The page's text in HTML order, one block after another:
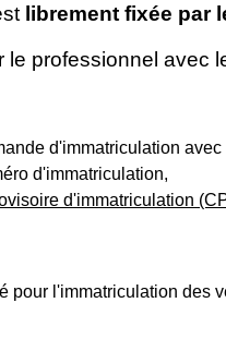
librement fixée par
le professionnel avec
d'immatriculation
d'immatriculation,
d'immatriculation
pour l'immatriculation des